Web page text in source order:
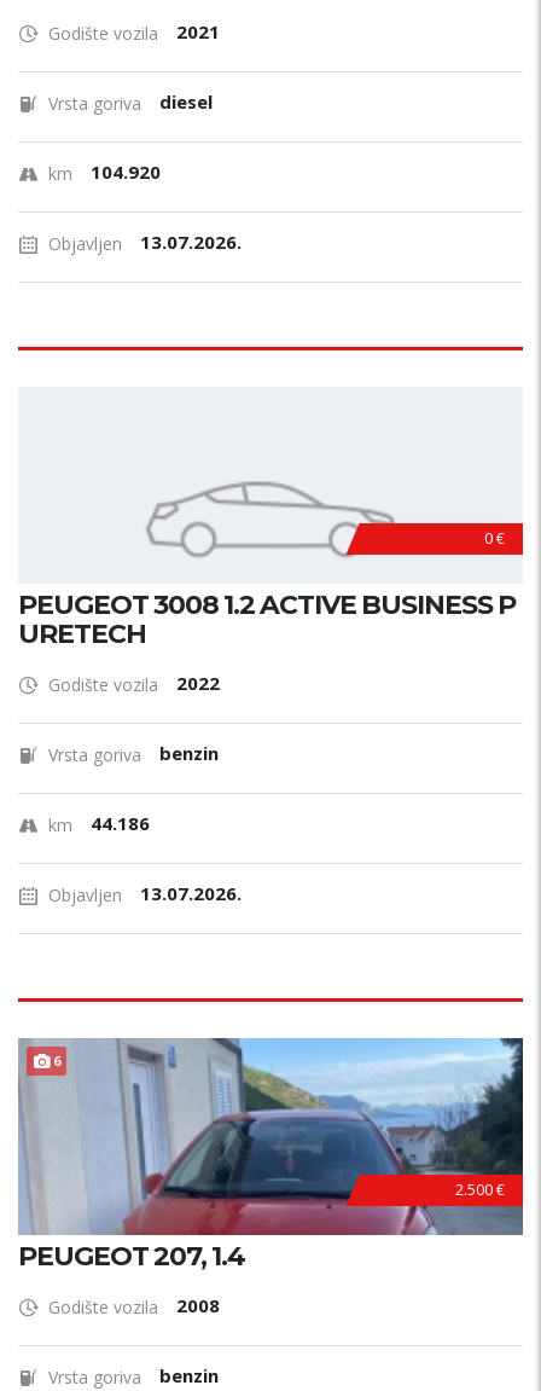
Godište vozila 2021
Vrsta goriva diesel
km 104.920
Objavljen 13.07.2026.
0 €
PEUGEOT 3008 1.2 ACTIVE BUSINESS P
URETECH
Godište vozila 2022
Vrsta goriva benzin
km 44.186
Objavljen 13.07.2026.
6
2.500 €
PEUGEOT 207, 1.4
Godište vozila 2008
Vrsta goriva benzin